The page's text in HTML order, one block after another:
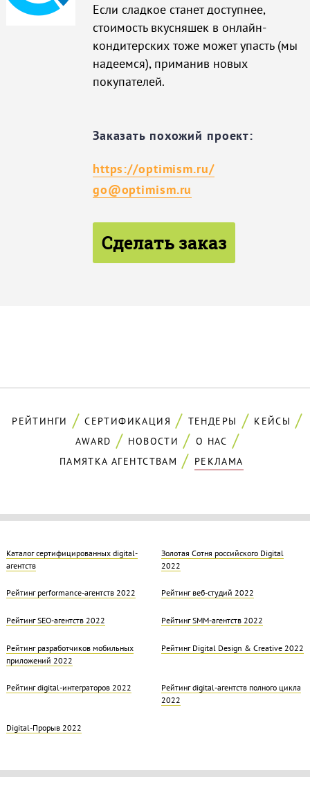
Если сладкое станет доступнее,
стоимость вкусняшек в онлайн-
кондитерских тоже может упасть (мы
надеемся), приманив новых
покупателей.
Заказать похожий проект:
https://optimism.ru/
go@optimism.ru
Сделать заказ
РЕЙТИНГИ СЕРТИФИКАЦИЯ ТЕНДЕРЫ
КЕЙСЫ
AWARD
НОВОСТИ
О НАС
ПАМЯТКА АГЕНТСТВАМ
РЕКЛАМА
Каталог сертифицированных digital-
агентств
Золотая Cотня российского Digital
2022
Рейтинг performance-агентств 2022 Рейтинг веб-студий 2022
Рейтинг SEO-агентств 2022 Рейтинг SMM-агентств 2022
Рейтинг разработчиков мобильных
приложений 2022
Рейтинг Digital Design & Creative 2022
Рейтинг digital-интеграторов 2022
Рейтинг digital-агентств полного цикла
2022
Digital-Прорыв 2022